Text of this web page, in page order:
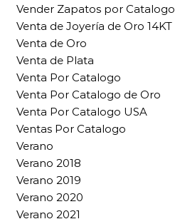
Vender Zapatos por Catalogo
Venta de Joyería de Oro 14KT
Venta de Oro
Venta de Plata
Venta Por Catalogo
Venta Por Catalogo de Oro
Venta Por Catalogo USA
Ventas Por Catalogo
Verano
Verano 2018
Verano 2019
Verano 2020
Verano 2021